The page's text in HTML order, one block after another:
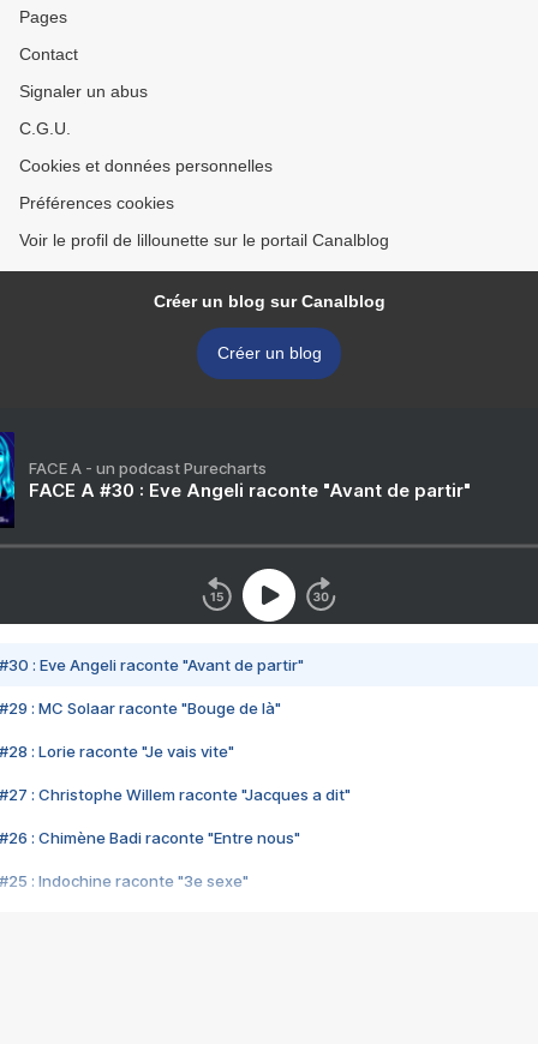
Pages
Contact
Signaler un abus
C.G.U.
Cookies et données personnelles
Préférences cookies
Voir le profil de lillounette sur le portail Canalblog
Créer un blog sur Canalblog
Créer un blog
FACE A - un podcast Purecharts
FACE A #30 : Eve Angeli raconte "Avant de partir"
#30 : Eve Angeli raconte "Avant de partir"
#29 : MC Solaar raconte "Bouge de là"
#28 : Lorie raconte "Je vais vite"
#27 : Christophe Willem raconte "Jacques a dit"
#26 : Chimène Badi raconte "Entre nous"
#25 : Indochine raconte "3e sexe"